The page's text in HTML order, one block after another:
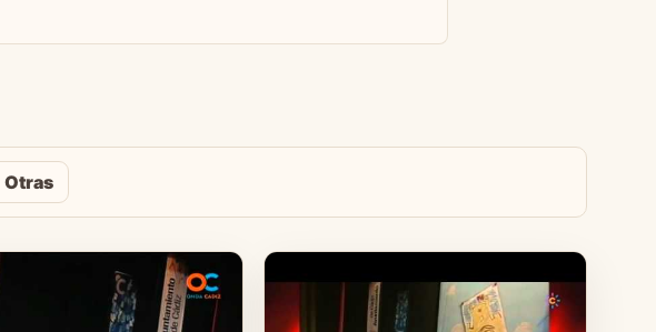
Otras